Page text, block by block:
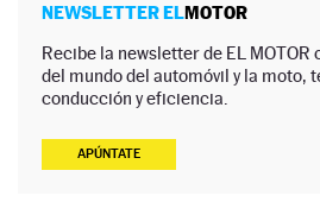
NEWSLETTER ELMOTOR
Recibe la newsletter de EL
del mundo del automóvil y la moto,
conducción y eficiencia.
APÚNTATE